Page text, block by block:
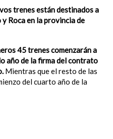
trenes están destinados a
Roca en la provincia de
45 trenes comenzarán a
año de la firma del contrato
Mientras que el resto de las
del cuarto año de la